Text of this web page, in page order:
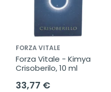
FORZA VITALE
Forza Vitale - Kimya
Crisoberilo, 10 ml
33,77 €